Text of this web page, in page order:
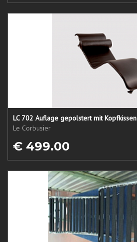
LC 702 Auflage gepolstert mit Kopfkissen
Le Corbusier
€ 499.00